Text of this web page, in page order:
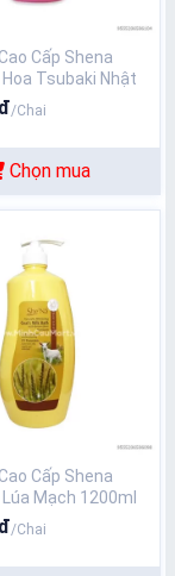
Cấp Shena
Tsubaki Nhật
/Chai
Chọn mua
Cấp Shena
Mạch 1200ml
/Chai